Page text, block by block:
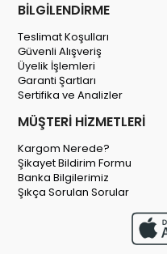
BİLGİLENDİRME
Teslimat Koşulları
Güvenli Alışveriş
Üyelik İşlemleri
Garanti Şartları
Sertifika ve Analizler
MÜŞTERİ HİZMETLERİ
Kargom Nerede?
Şikayet Bildirim Formu
Banka Bilgilerimiz
Şıkça Sorulan Sorular